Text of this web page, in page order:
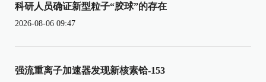
科研人员确证新型粒子“胶球”的存在
2026-08-06 09:47
强流重离子加速器发现新核素铪-153